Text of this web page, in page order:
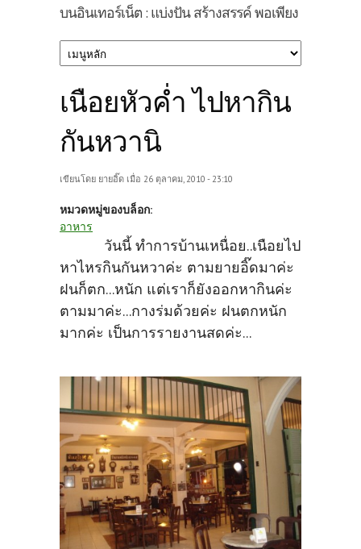
บนอินเทอร์เน็ต : แบ่งปัน สร้างสรรค์ พอเพียง
เนือยหัวค่ำ ไปหากิน
กันหวานิ
เขียนโดย ยายอิ๊ด เมื่อ 26 ตุลาคม, 2010 - 23:10
หมวดหมู่ของบล็อก:
อาหาร
วันนี้ ทำการบ้านเหนื่อย..เนือยไป
หาไหรกินกันหวาค่ะ ตามยายอิ๊ดมาค่ะ
ฝนก็ตก...หนัก แต่เราก็ยังออกหากินค่ะ
ตามมาค่ะ...กางร่มด้วยค่ะ ฝนตกหนัก
มากค่ะ เป็นการรายงานสดค่ะ...